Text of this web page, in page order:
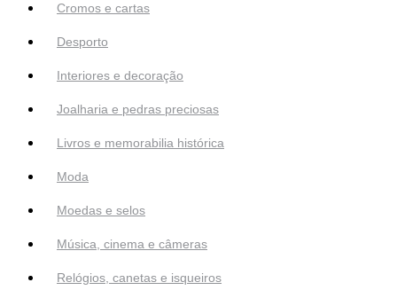
Cromos e cartas
Desporto
Interiores e decoração
Joalharia e pedras preciosas
Livros e memorabilia histórica
Moda
Moedas e selos
Música, cinema e câmeras
Relógios, canetas e isqueiros